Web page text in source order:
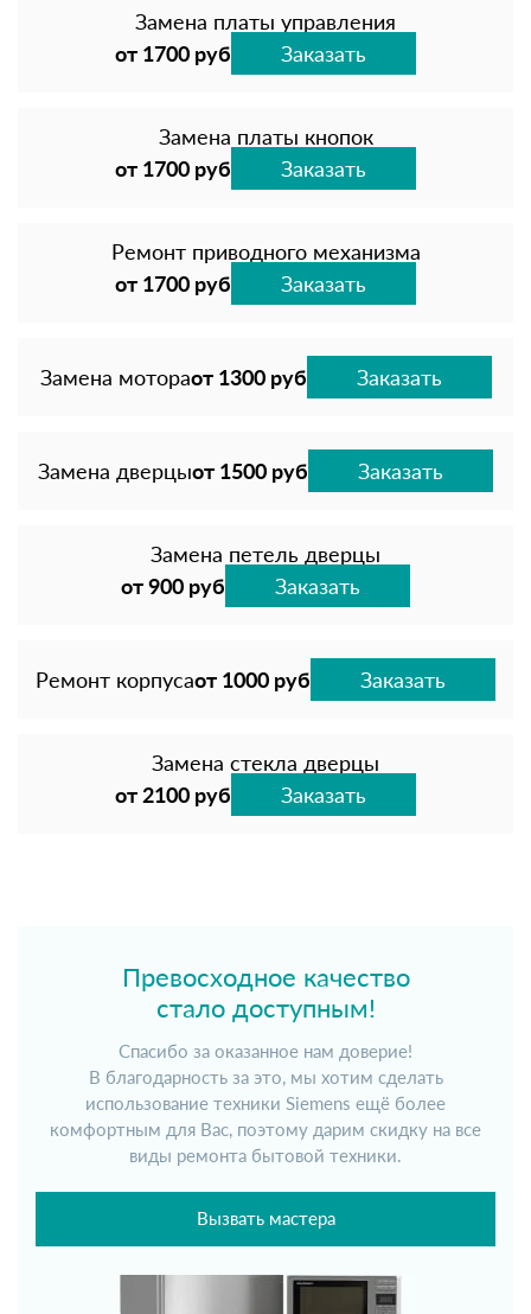
Замена платы управления
от 1700 руб
Заказать
Замена платы кнопок
от 1700 руб
Заказать
Ремонт приводного механизма
от 1700 руб
Заказать
Замена мотораот 1300 руб Заказать
Замена дверцыот 1500 руб Заказать
Замена петель дверцы
от 900 руб
Заказать
Ремонт корпусаот 1000 руб Заказать
Замена стекла дверцы
от 2100 руб
Заказать
Превосходное качество
стало доступным!
Спасибо за оказанное нам доверие!
В благодарность за это, мы хотим сделать
использование техники Siemens ещё более
комфортным для Вас, поэтому дарим скидку на все
виды ремонта бытовой техники.
Вызвать мастера